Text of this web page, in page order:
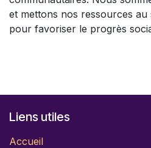
et mettons nos ressources au
pour favoriser le progrès
Liens utiles
Accueil